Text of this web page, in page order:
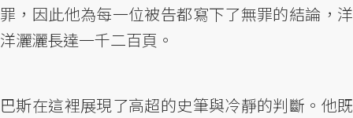
罪，因此他為每一位被告都寫下了無罪的結論，洋
洋灑灑長達一千二百頁。
巴斯在這裡展現了高超的史筆與冷靜的判斷。他既